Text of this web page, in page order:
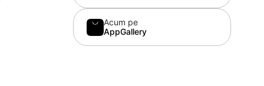
Acum pe
AppGallery